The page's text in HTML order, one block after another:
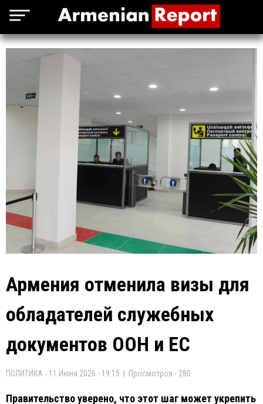
Армения отменила визы для
обладателей служебных
документов ООН и ЕС
ПОЛИТИКА - 11 Июня 2026 - 19:15 | Просмотров - 280
Правительство уверено, что этот шаг может укрепить